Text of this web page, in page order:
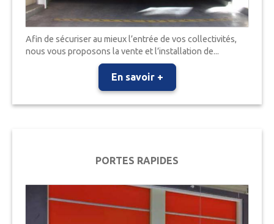
Afin de sécuriser au mieux l’entrée de vos collectivités,
nous vous proposons la vente et l’installation de...
En savoir +
PORTES RAPIDES